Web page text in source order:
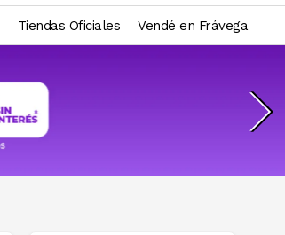
Tiendas Oficiales Vendé en Frávega